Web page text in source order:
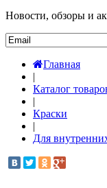
Новости, обзоры и
Главная
|
Каталог
|
Краски
|
Для